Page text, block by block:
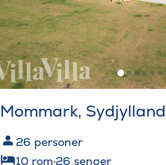
Mommark, Sydjylland
26 personer
10 rom·26 senger